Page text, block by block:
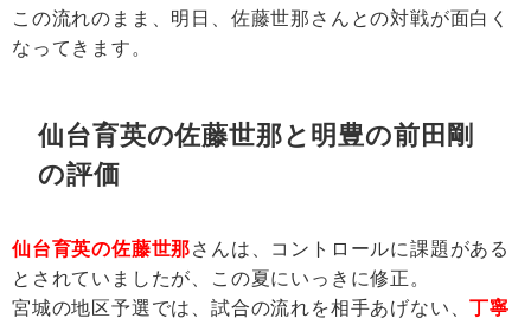
この流れのまま、明日、佐藤世那さんとの対戦が面白く
なってきます。
仙台育英の佐藤世那と明豊の前田剛
の評価
仙台育英の佐藤世那さんは、コントロールに課題がある
とされていましたが、この夏にいっきに修正。
宮城の地区予選では、試合の流れを相手あげない、丁寧